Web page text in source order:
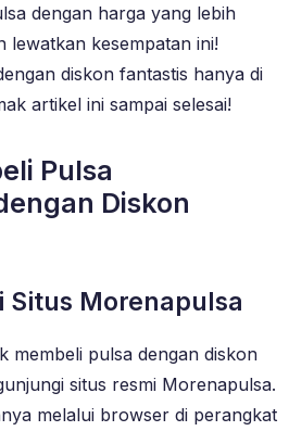
dengan harga yang lebih
lewatkan kesempatan ini!
diskon fantastis hanya di
artikel ini sampai selesai!
Pulsa
Diskon
Situs Morenapulsa
membeli pulsa dengan diskon
situs resmi Morenapulsa.
melalui browser di perangkat